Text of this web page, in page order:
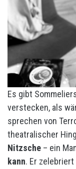
Es gibt
verstecken, als
sprechen von
theatralischer
Nitzsche – ein
kann. Er